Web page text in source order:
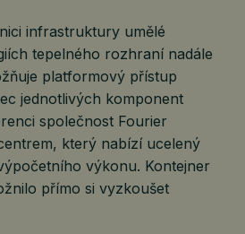
infrastruktury umělé
tepelného rozhraní nadále
platformový přístup
jednotlivých komponent
společnost Fourier
který nabízí ucelený
výkonu. Kontejner
přímo si vyzkoušet